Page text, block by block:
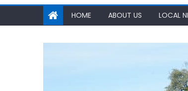
HOME ABOUT US LOCAL